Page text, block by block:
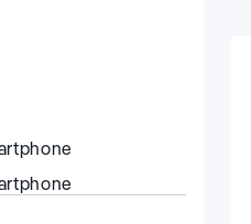
Noir Marron